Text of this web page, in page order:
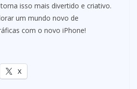
isso mais divertido e criativo.
um mundo novo de
com o novo iPhone!
X